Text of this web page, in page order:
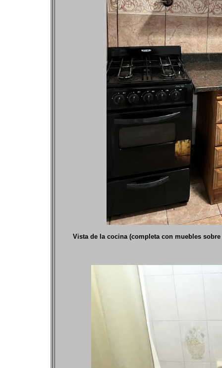
Vista de la cocina (completa con muebles